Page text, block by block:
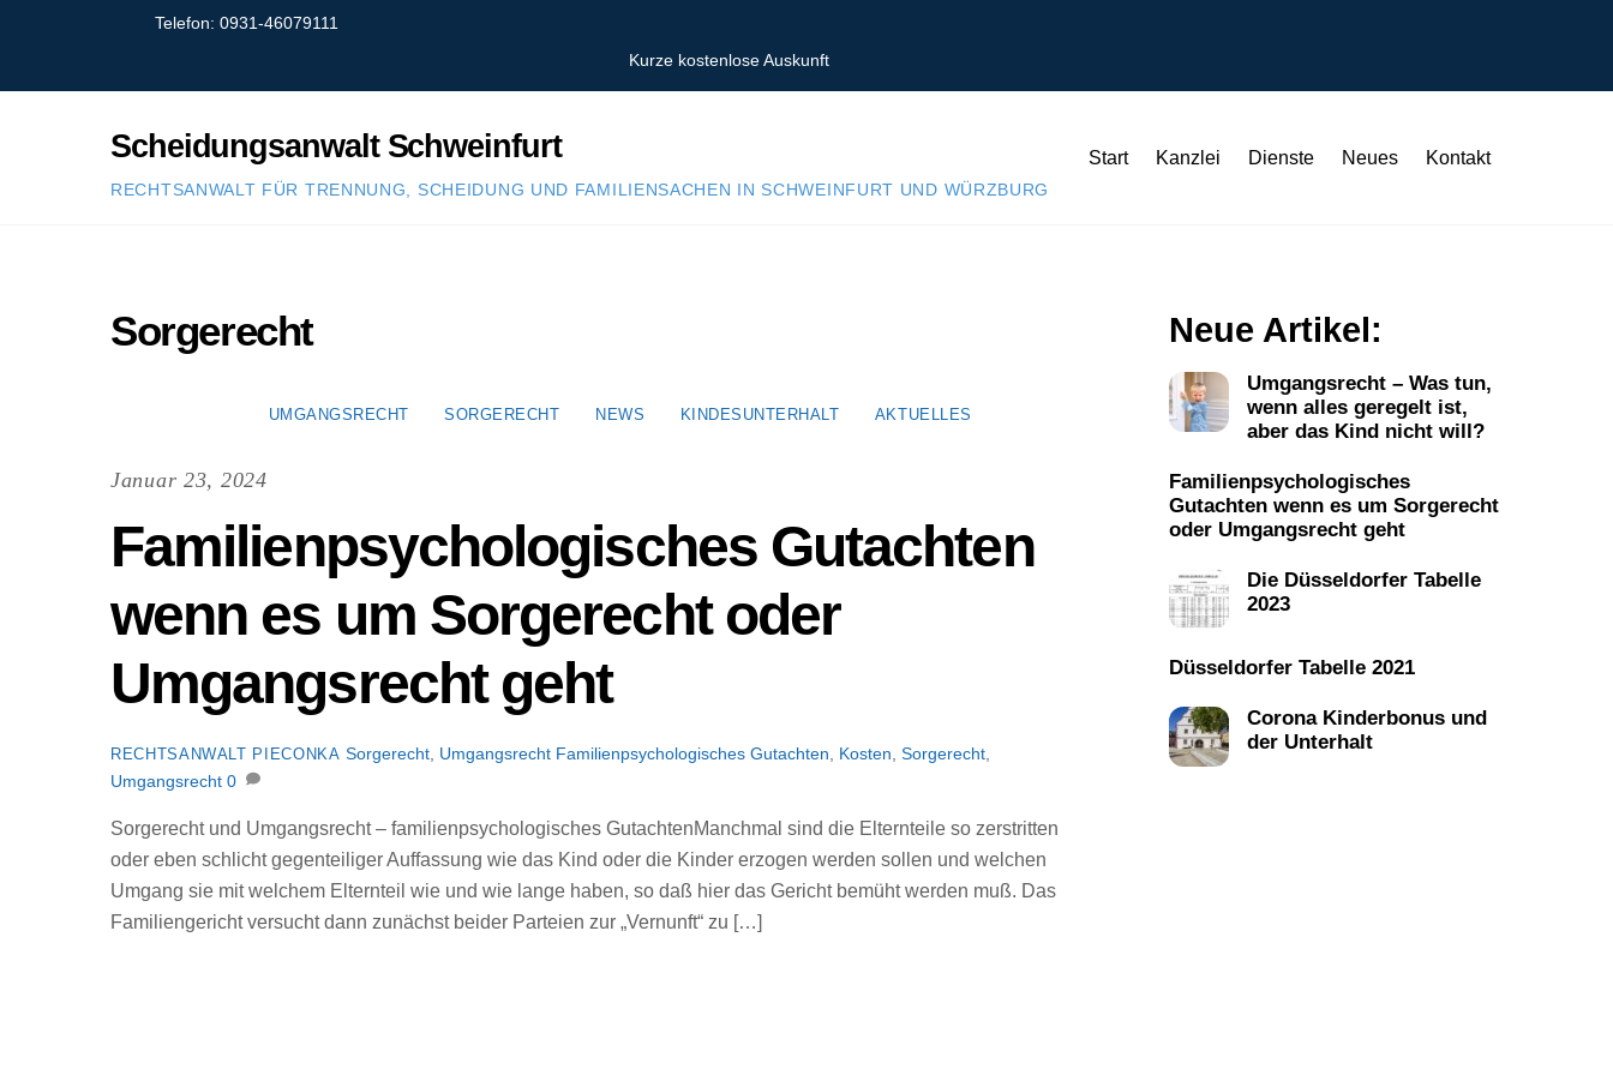
Telefon: 0931-46079111
Kurze kostenlose Auskunft
Scheidungsanwalt Schweinfurt
RECHTSANWALT FÜR TRENNUNG, SCHEIDUNG UND FAMILIENSACHEN IN SCHWEINFURT UND WÜRZBURG
Start Kanzlei Dienste Neues Kontakt
Sorgerecht
UMGANGSRECHT SORGERECHT NEWS KINDESUNTERHALT AKTUELLES
Januar 23, 2024
Familienpsychologisches Gutachten
wenn es um Sorgerecht oder
Umgangsrecht geht
RECHTSANWALT PIECONKA Sorgerecht, Umgangsrecht Familienpsychologisches Gutachten Kosten Sorgerecht,
Umgangsrecht 0
Sorgerecht und Umgangsrecht – familienpsychologisches GutachtenManchmal sind die Elternteile so zerstritten
oder eben schlicht gegenteiliger Auffassung wie das Kind oder die Kinder erzogen werden sollen und welchen
Umgang sie mit welchem Elternteil wie und wie lange haben, so daß hier das Gericht bemüht werden muß. Das
Familiengericht versucht dann zunächst beider Parteien zur „Vernunft“ zu […]
Neue Artikel:
Umgangsrecht – Was tun,
wenn alles geregelt ist,
aber das Kind nicht will?
Familienpsychologisches
Gutachten wenn es um Sorgerecht
oder Umgangsrecht geht
Die Düsseldorfer Tabelle
2023
Düsseldorfer Tabelle 2021
Corona Kinderbonus und
der Unterhalt